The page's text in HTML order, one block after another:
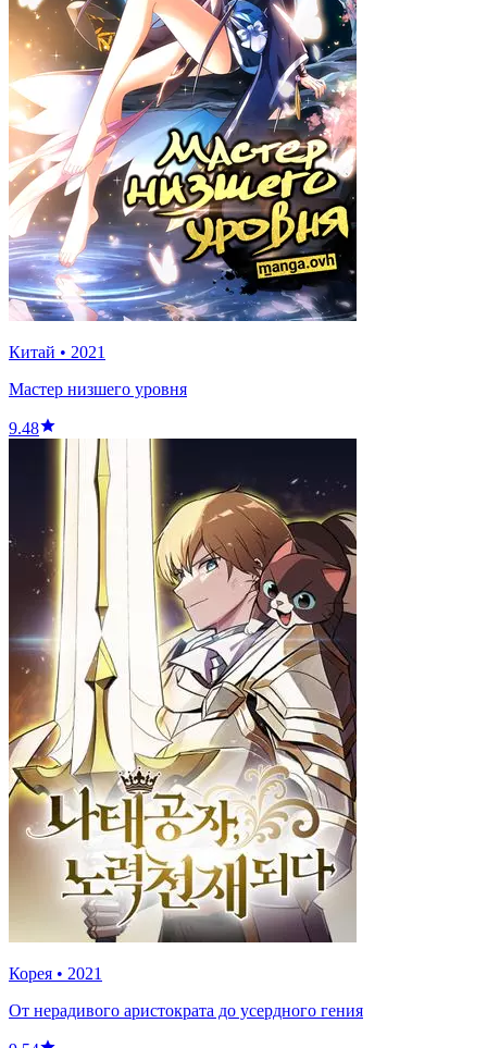
Китай • 2021
Мастер низшего уровня
9.48
Корея • 2021
От нерадивого аристократа до усердного гения